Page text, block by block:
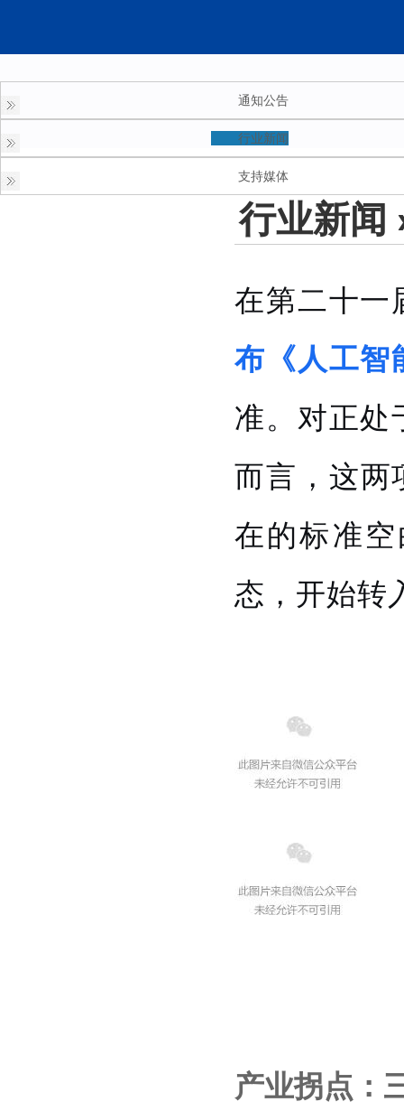
通知公告
行业新闻
支持媒体
行业新闻
在第二十一
布《人工智
准。对正处
而言，这
在的标准
态，开始转
产业拐点：